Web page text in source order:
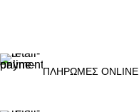
ΠΛΗΡΩΜΕΣ ONLINE